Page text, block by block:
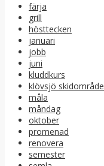
färja
grill
hösttecken
januari
jobb
juni
kluddkurs
klövsjö skidområde
måla
måndag
oktober
promenad
renovera
semester